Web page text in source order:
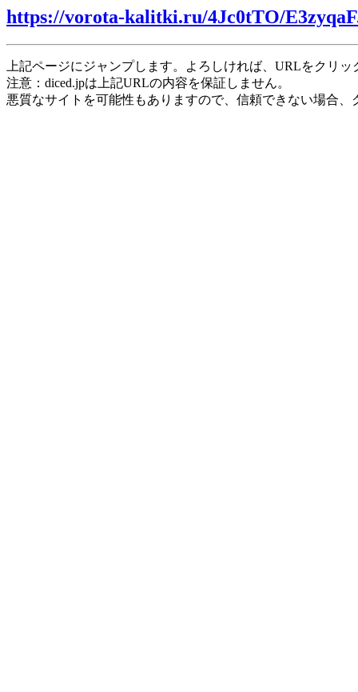
https://vorota-kalitki.ru/4Jc0tTO/
上記ページにジャンプします。よろしければ、URLをクリ
注意：diced.jpは上記URLの内容を保証しません。
悪質なサイトを可能性もありますので、信頼できない場合、